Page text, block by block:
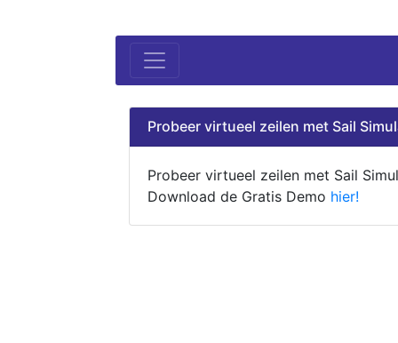
Probeer virtueel zeilen met Sail
Probeer virtueel zeilen met Sail
Download de Gratis Demo hier!